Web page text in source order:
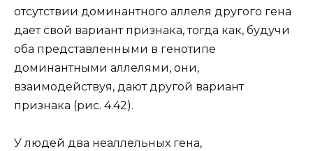
отсутствии доминантного аллеля другого гена
дает свой вариант признака, тогда как, будучи
оба представленными в генотипе
доминантными аллелями, они,
взаимодействуя, дают другой вариант
признака (рис. 4.42).
У людей два неаллельных гена,